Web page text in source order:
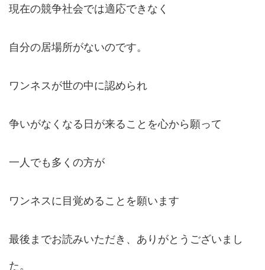
現在の競争社会では適応できなく
自分の居場所がないのです。
ワンネスが世の中に認められ
争いがなくなる日が来ることを心から願って
一人でも多くの方が
ワンネスに目覚めることを願います
最後までお読みいただき、ありがとうございまし
た。